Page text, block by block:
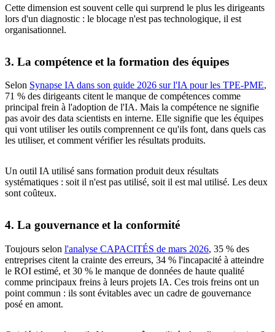
Cette dimension est souvent celle qui surprend le plus les dirigeants
lors d'un diagnostic : le blocage n'est pas technologique, il est
organisationnel.
3. La compétence et la formation des équipes
Selon Synapse IA dans son guide 2026 sur l'IA pour les TPE-PME,
71 % des dirigeants citent le manque de compétences comme
principal frein à l'adoption de l'IA. Mais la compétence ne signifie
pas avoir des data scientists en interne. Elle signifie que les équipes
qui vont utiliser les outils comprennent ce qu'ils font, dans quels cas
les utiliser, et comment vérifier les résultats produits.
Un outil IA utilisé sans formation produit deux résultats
systématiques : soit il n'est pas utilisé, soit il est mal utilisé. Les deux
sont coûteux.
4. La gouvernance et la conformité
Toujours selon l'analyse CAPACITÉS de mars 2026, 35 % des
entreprises citent la crainte des erreurs, 34 % l'incapacité à atteindre
le ROI estimé, et 30 % le manque de données de haute qualité
comme principaux freins à leurs projets IA. Ces trois freins ont un
point commun : ils sont évitables avec un cadre de gouvernance
posé en amont.